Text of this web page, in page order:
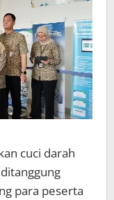
cuci darah
para peserta